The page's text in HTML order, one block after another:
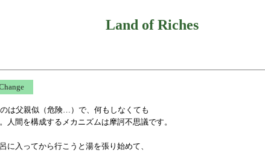
Land of Riches
は父親似（危険…）で、何もしなくても
人間を構成するメカニズムは摩訶不思議です。
に入ってから行こうと湯を張り始めて、